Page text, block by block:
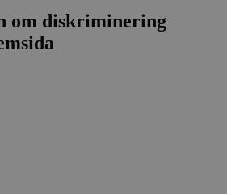
om diskriminering